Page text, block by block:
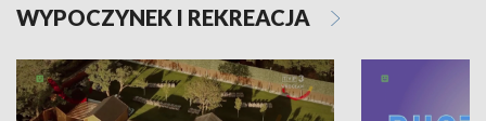
WYPOCZYNEK I REKREACJA